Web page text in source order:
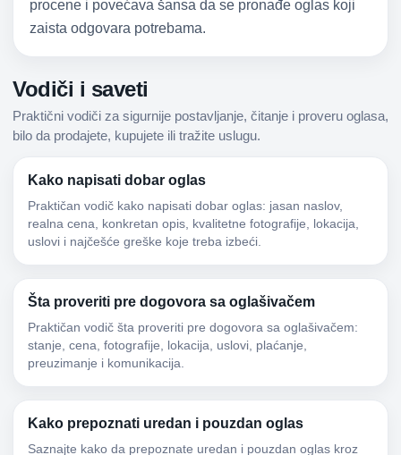
procene i povećava šansa da se pronađe oglas koji
zaista odgovara potrebama.
Vodiči i saveti
Praktični vodiči za sigurnije postavljanje, čitanje i proveru oglasa,
bilo da prodajete, kupujete ili tražite uslugu.
Kako napisati dobar oglas
Praktičan vodič kako napisati dobar oglas: jasan naslov,
realna cena, konkretan opis, kvalitetne fotografije, lokacija,
uslovi i najčešće greške koje treba izbeći.
Šta proveriti pre dogovora sa oglašivačem
Praktičan vodič šta proveriti pre dogovora sa oglašivačem:
stanje, cena, fotografije, lokacija, uslovi, plaćanje,
preuzimanje i komunikacija.
Kako prepoznati uredan i pouzdan oglas
Saznajte kako da prepoznate uredan i pouzdan oglas kroz